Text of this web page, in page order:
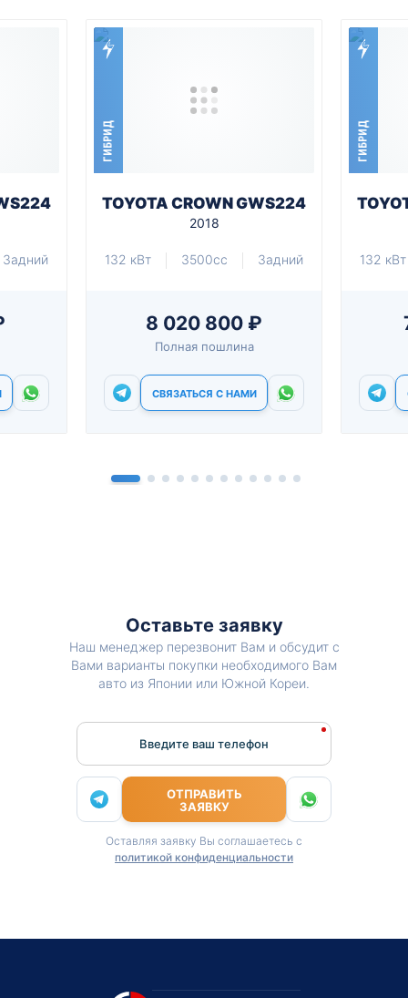
Задний
ГИБРИД
TOYOTA CROWN GWS224
2018
132 кВт 3500cc Задний
8 020 800 ₽
Полная пошлина
СВЯЗАТЬСЯ С НАМИ
ГИБРИД
132 кВт
Оставьте заявку
Наш менеджер перезвонит Вам и обсудит с
Вами варианты покупки необходимого Вам
авто из Японии или Южной Кореи.
Введите ваш телефон
ОТПРАВИТЬ
ЗАЯВКУ
Оставляя заявку Вы соглашаетесь с
политикой конфиденциальности